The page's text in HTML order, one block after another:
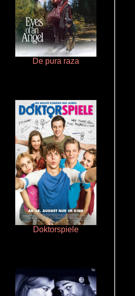
De pura raza
Doktorspiele